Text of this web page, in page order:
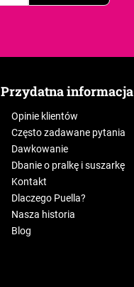
Przydatna informacja
Opinie klientów
Często zadawane pytania
Dawkowanie
Dbanie o pralkę i suszarkę
Kontakt
Dlaczego Puella?
Nasza historia
Blog